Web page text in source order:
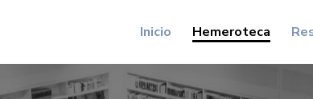
Inicio Hemeroteca